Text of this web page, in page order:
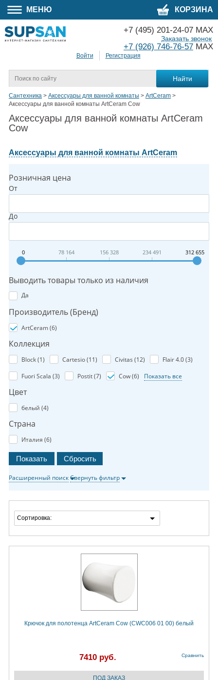
МЕНЮ КОРЗИНА
Войти Регистрация
+7 (495) 201-24-07 MAX
+7 (926) 746-76-57 MAX
Заказать звонок
Сантехника > Аксессуары для ванной комнаты > ArtCeram >
Аксессуары для ванной комнаты ArtCeram Cow
Аксессуары для ванной комнаты ArtCeram
Cow
Аксессуары для ванной комнаты ArtCeram
Розничная цена
От
До
0 78 164 156 328 234 491 312 655
Выводить товары только из наличия
Да
Производитель (Бренд)
ArtCeram (6)
Коллекция
Block (1) Cartesio (11) Civitas (12) Flair 4.0 (3)
Fuori Scala (3) Postit (7) Cow (6) Показать все
Цвет
белый (4)
Страна
Италия (6)
Расширенный поискСвернуть фильтр
Сортировка:
Крючок для полотенца ArtCeram Cow (CWC006 01 00) белый
7410 руб. Сравнить